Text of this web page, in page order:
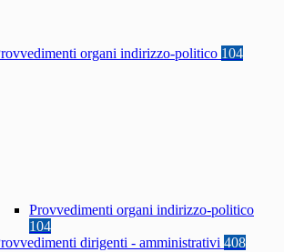
organi indirizzo-politico 104
Provvedimenti organi indirizzo-politico
104
dirigenti - amministrativi 408